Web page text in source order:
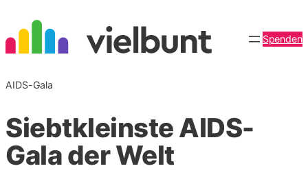
Inhalt
springen
Spenden
AIDS-Gala
Siebtkleinste AIDS-
Gala der Welt